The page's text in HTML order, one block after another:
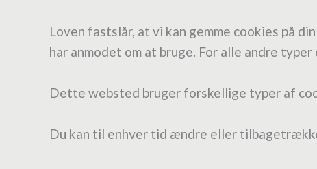
Loven fastslår, at vi kan gemme cookies på
har anmodet om at bruge. For alle andre
Dette websted bruger forskellige typer af
Du kan til enhver tid ændre eller